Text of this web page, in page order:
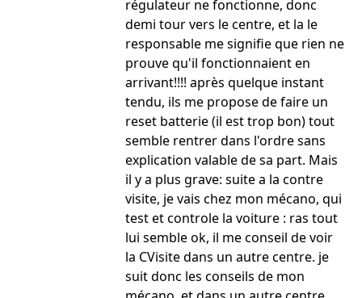
régulateur ne fonctionne, donc
demi tour vers le centre, et la le
responsable me signifie que rien ne
prouve qu'il fonctionnaient en
arrivant!!!! après quelque instant
tendu, ils me propose de faire un
reset batterie (il est trop bon) tout
semble rentrer dans l'ordre sans
explication valable de sa part. Mais
il y a plus grave: suite a la contre
visite, je vais chez mon mécano, qui
test et controle la voiture : ras tout
lui semble ok, il me conseil de voir
la CVisite dans un autre centre. je
suit donc les conseils de mon